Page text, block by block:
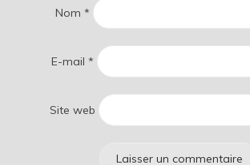
Nom *
E-mail *
Site web